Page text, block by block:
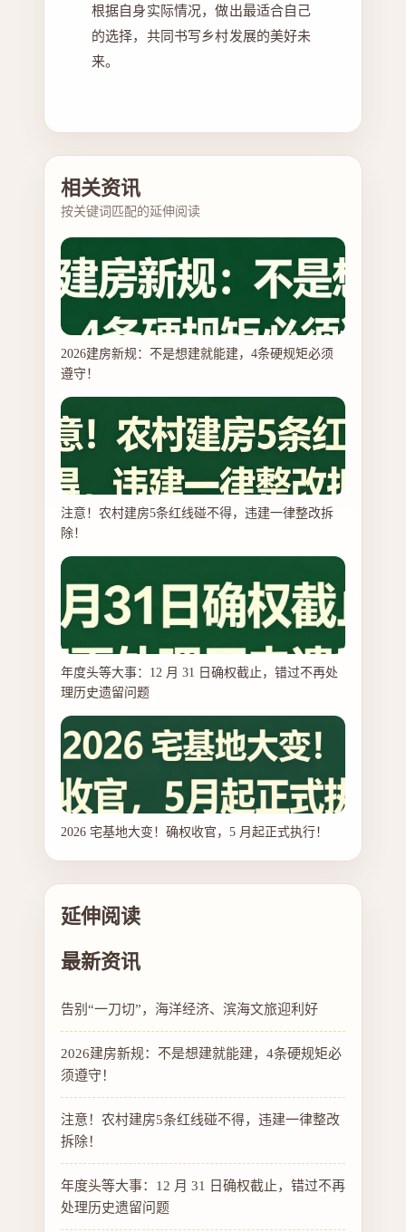
根据自身实际情况，做出最适合自己
的选择，共同书写乡村发展的美好未
来。
相关资讯
按关键词匹配的延伸阅读
2026建房新规：不是想建就能建，4条硬规矩必须
遵守！
注意！农村建房5条红线碰不得，违建一律整改拆
除！
年度头等大事：12 月 31 日确权截止，错过不再处
理历史遗留问题
2026 宅基地大变！确权收官，5 月起正式执行！
延伸阅读
最新资讯
告别“一刀切”，海洋经济、滨海文旅迎利好
2026建房新规：不是想建就能建，4条硬规矩必
须遵守！
注意！农村建房5条红线碰不得，违建一律整改
拆除！
年度头等大事：12 月 31 日确权截止，错过不再
处理历史遗留问题